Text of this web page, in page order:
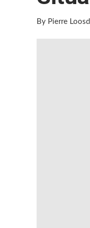
By Pierre